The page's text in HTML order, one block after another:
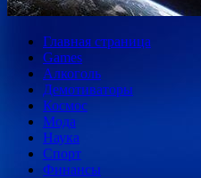
Главная страница
Games
Алкоголь
Демотиваторы
Космос
Мода
Наука
Спорт
Финансы